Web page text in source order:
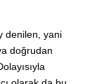
denilen, yani
doğrudan